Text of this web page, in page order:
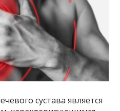
сустава является